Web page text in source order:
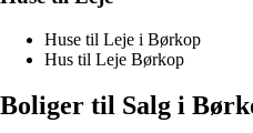
Huse til Leje i Børkop
Hus til Leje Børkop
Boliger til Salg i